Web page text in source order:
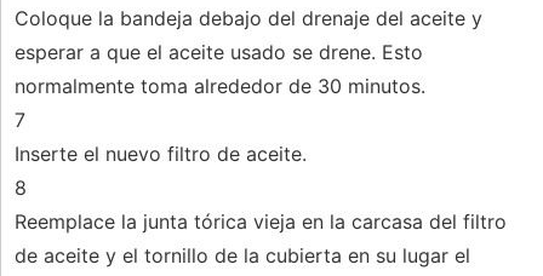
Coloque la bandeja debajo del drenaje del aceite y
esperar a que el aceite usado se drene. Esto
normalmente toma alrededor de 30 minutos.
7
Inserte el nuevo filtro de aceite.
8
Reemplace la junta tórica vieja en la carcasa del filtro
de aceite y el tornillo de la cubierta en su lugar el